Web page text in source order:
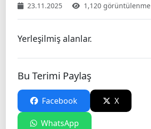
23.11.2025 1,120 görüntülenme
Yerleşilmiş alanlar.
Bu Terimi Paylaş
Facebook X
WhatsApp